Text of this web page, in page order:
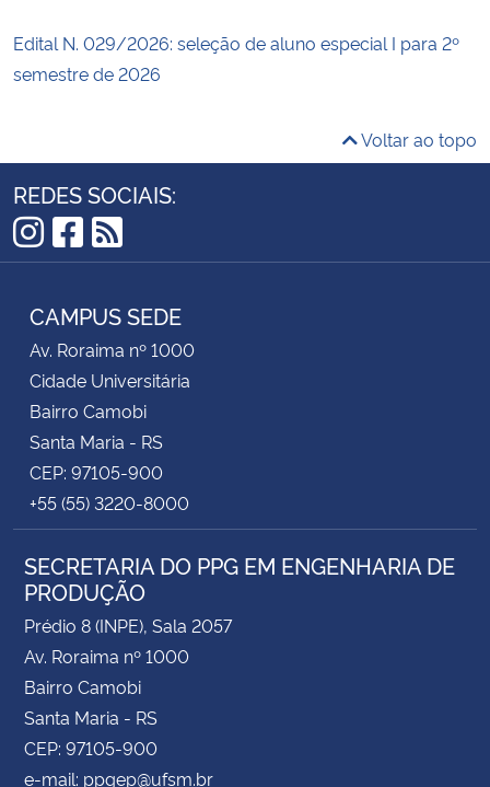
Edital N. 029/2026: seleção de aluno especial I para 2º
semestre de 2026
Voltar ao topo
REDES SOCIAIS:
Instagram
Facebook
RSS
CAMPUS SEDE
Av. Roraima nº 1000
Cidade Universitária
Bairro Camobi
Santa Maria - RS
CEP: 97105-900
+55 (55) 3220-8000
SECRETARIA DO PPG EM ENGENHARIA DE
PRODUÇÃO
Prédio 8 (INPE), Sala 2057
Av. Roraima nº 1000
Bairro Camobi
Santa Maria - RS
CEP: 97105-900
e-mail: ppgep@ufsm.br